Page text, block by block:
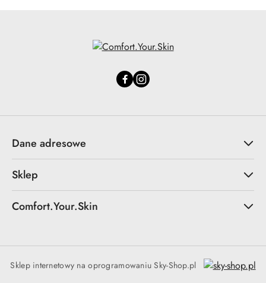
Dane adresowe
Sklep
Comfort.Your.Skin
Sklep internetowy na oprogramowaniu Sky-Shop.pl